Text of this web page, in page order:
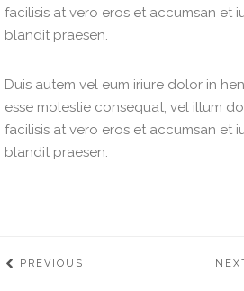
facilisis at vero eros et accumsan et
blandit praesen.
Duis autem vel eum iriure dolor in
esse molestie consequat, vel illum
facilisis at vero eros et accumsan et
blandit praesen.
PREVIOUS